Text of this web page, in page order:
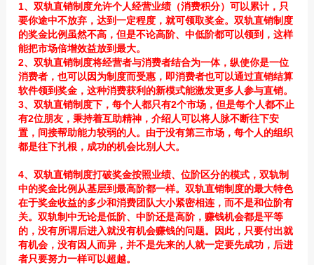
1、双轨直销制度允许个人经营业绩（消费积分）可以累计，只
要你途中不放弃，达到一定程度，就可领取奖金。双轨直销制度
的奖金比例虽然不高，但是不论高阶、中低阶都可以领到，这样
能把市场倍增效益放到最大。
2、双轨直销制度将经营者与消费者结合为一体，纵使你是一位
消费者，也可以因为制度而受惠，即消费者也可以通过直销结算
软件领到奖金，这种消费获利的新模式能激发更多人参与直销。
3、双轨直销制度下，每个人都只有2个市场，但是每个人都不止
有2位朋友，秉持着互助精神，介绍人可以将人脉不断往下安
置，间接帮助能力较弱的人。由于没有第三市场，每个人的组织
都是往下扎根，成功的机会比别人大。
4、双轨直销制度打破奖金按照业绩、位阶区分的模式，双轨制
中的奖金比例从基层到最高阶都一样。双轨直销制度的最大特色
在于奖金收益的多少和消费团队大小紧密相连，而不是和位阶有
关。双轨制中无论是低阶、中阶还是高阶，赚钱机会都是平等
的，没有所谓后进入就没有机会赚钱的问题。因此，只要付出就
有机会，没有因人而异，并不是先来的人就一定要先成功，后进
者只要努力一样可以超越。